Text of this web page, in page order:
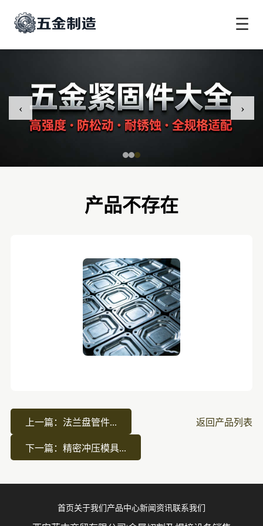
☰
‹ ›
产品不存在
上一篇：法兰盘管件... 返回产品列表
下一篇：精密冲压模具...
首页 关于我们 产品中心新闻资讯联系我们